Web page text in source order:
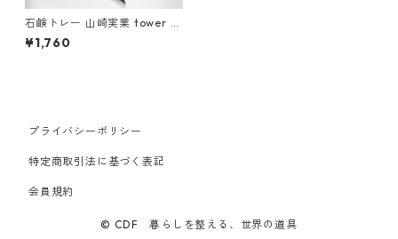
石鹸トレー 山崎実業 tower タ
ワー フィルムフックソープト
レー ブラック
¥1,760
プライバシーポリシー
特定商取引法に基づく表記
会員規約
© CDF 暮らしを整える、世界の道具